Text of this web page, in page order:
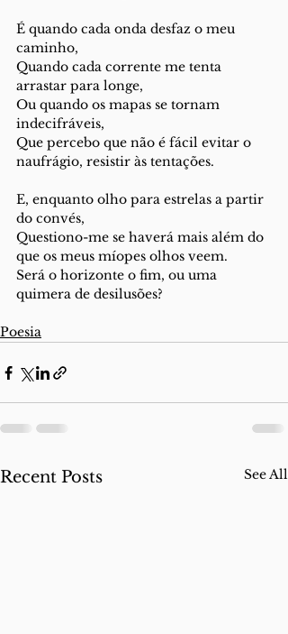
É quando cada onda desfaz o meu
caminho,
Quando cada corrente me tenta
arrastar para longe,
Ou quando os mapas se tornam
indecifráveis,
Que percebo que não é fácil evitar o
naufrágio, resistir às tentações.
E, enquanto olho para estrelas a partir
do convés,
Questiono-me se haverá mais além do
que os meus míopes olhos veem.
Será o horizonte o fim, ou uma
quimera de desilusões?
Poesia
Recent Posts See All